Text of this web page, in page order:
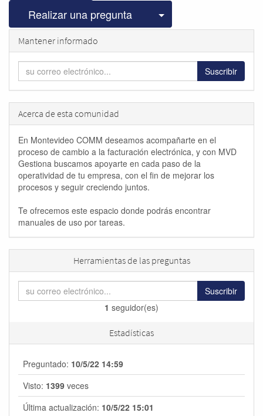
Realizar una pregunta Seleccionar
Mantener informado
Suscribir
Acerca de esta comunidad
En Montevideo COMM deseamos acompañarte en el
proceso de cambio a la facturación electrónica, y con MVD
Gestiona buscamos apoyarte en cada paso de la
operatividad de tu empresa, con el fin de mejorar los
procesos y seguir creciendo juntos.
Te ofrecemos este espacio donde podrás encontrar
manuales de uso por tareas.
Herramientas de las preguntas
Suscribir
1 seguidor(es)
Estadísticas
Preguntado: 10/5/22 14:59
Visto: 1399 veces
Última actualización: 10/5/22 15:01